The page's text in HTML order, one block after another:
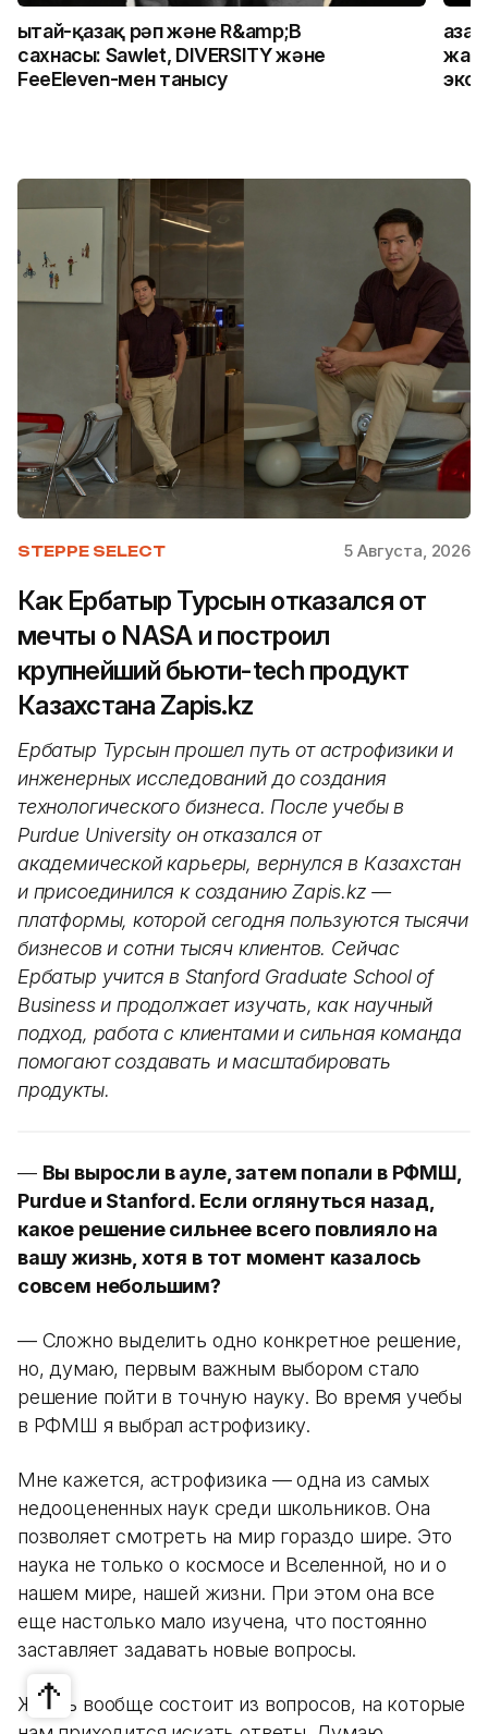
Қытай-қазақ рәп және R&amp;B
сахнасы: Sawlet, DIVERSITY және
FeeEleven-мен танысу
STEPPE SELECT 5 Августа, 2026
Как Ербатыр Турсын отказался от
мечты о NASA и построил
крупнейший бьюти-tech продукт
Казахстана Zapis.kz
Ербатыр Турсын прошел путь от астрофизики и
инженерных исследований до создания
технологического бизнеса. После учебы в
Purdue University он отказался от
академической карьеры, вернулся в Казахстан
и присоединился к созданию Zapis.kz —
платформы, которой сегодня пользуются тысячи
бизнесов и сотни тысяч клиентов. Сейчас
Ербатыр учится в Stanford Graduate School of
Business и продолжает изучать, как научный
подход, работа с клиентами и сильная команда
помогают создавать и масштабировать
продукты.
— Вы выросли в ауле, затем попали в РФМШ,
Purdue и Stanford. Если оглянуться назад,
какое решение сильнее всего повлияло на
вашу жизнь, хотя в тот момент казалось
совсем небольшим?
— Сложно выделить одно конкретное решение,
но, думаю, первым важным выбором стало
решение пойти в точную науку. Во время учебы
в РФМШ я выбрал астрофизику.
Мне кажется, астрофизика — одна из самых
недооцененных наук среди школьников. Она
позволяет смотреть на мир гораздо шире. Это
наука не только о космосе и Вселенной, но и о
нашем мире, нашей жизни. При этом она все
еще настолько мало изучена, что постоянно
заставляет задавать новые вопросы.
Жизнь вообще состоит из вопросов, на которые